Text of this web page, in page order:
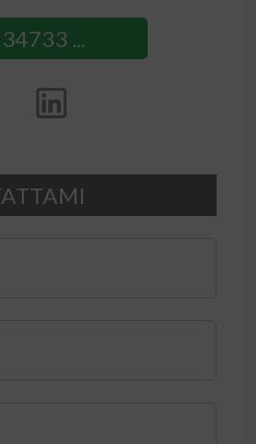
...